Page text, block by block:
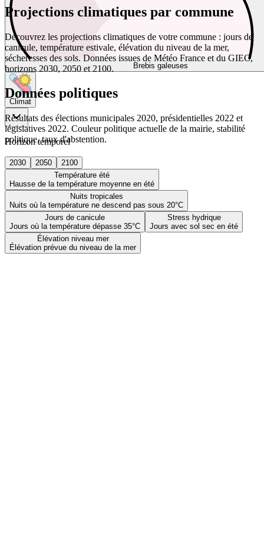
Brebis galeuses
Climat
Horizon temporel
2030 2050
2100
Température été
Hausse de la température moyenne en été
Nuits tropicales
Nuits où la température ne descend pas sous 20°C
Jours de canicule
Jours où la température dépasse 35°C
Stress hydrique
Jours avec sol sec en été
Élévation niveau mer
Élévation prévue du niveau de la mer
Projections climatiques par commune
Découvrez les projections climatiques de votre commune : jours de
canicule, température estivale, élévation du niveau de la mer,
sécheresses des sols. Données issues de Météo France et du GIEC,
horizons 2030, 2050 et 2100.
Données politiques
Résultats des élections municipales 2020, présidentielles 2022 et
législatives 2022. Couleur politique actuelle de la mairie, stabilité
politique, taux d'abstention.